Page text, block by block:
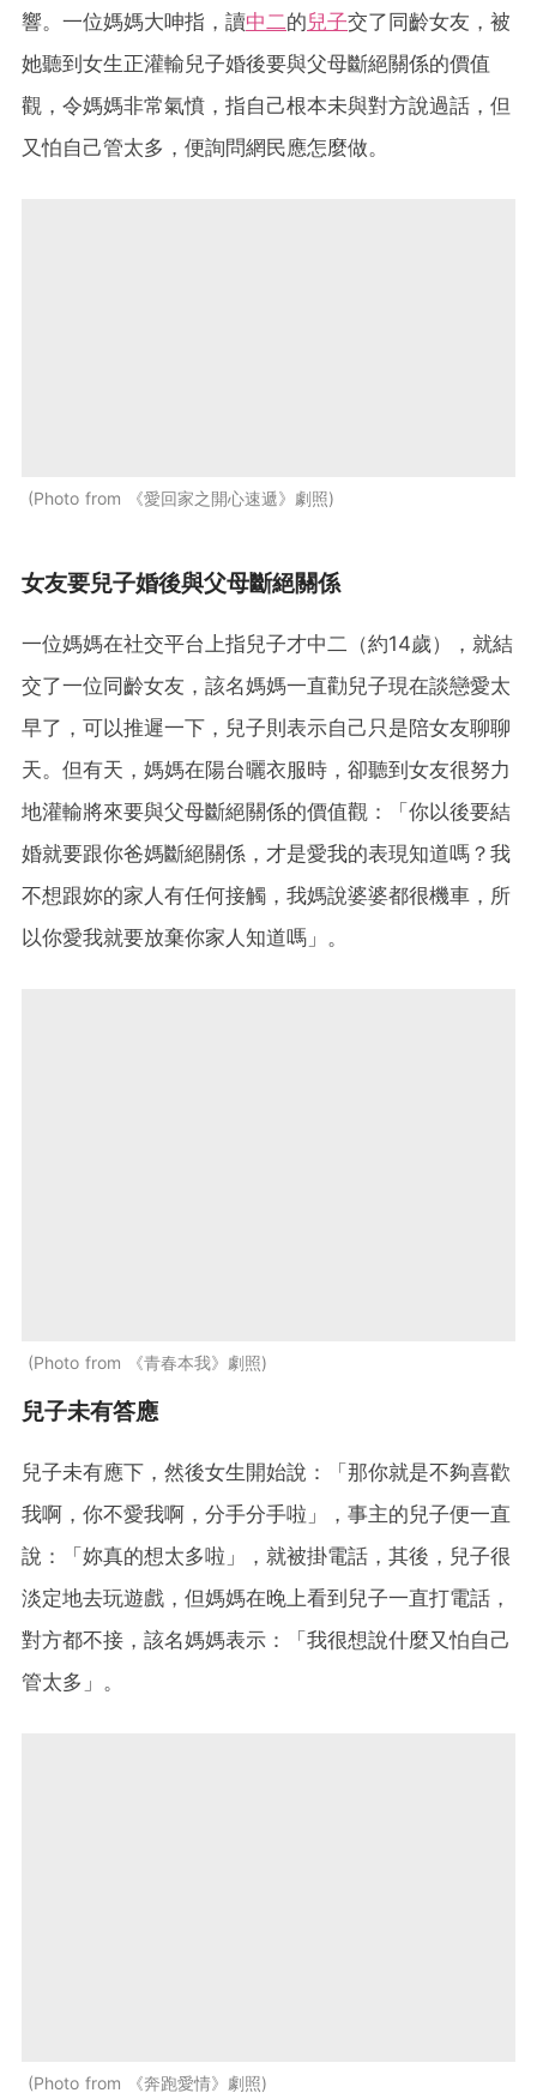
響。一位媽媽大呻指，讀中二的兒子交了同齡女友，被
她聽到女生正灌輸兒子婚後要與父母斷絕關係的價值
觀，令媽媽非常氣憤，指自己根本未與對方說過話，但
又怕自己管太多，便詢問網民應怎麼做。
Photo from 《愛回家之開心速遞》劇照
女友要兒子婚後與父母斷絕關係
一位媽媽在社交平台上指兒子才中二（約14歲），就結
交了一位同齡女友，該名媽媽一直勸兒子現在談戀愛太
早了，可以推遲一下，兒子則表示自己只是陪女友聊聊
天。但有天，媽媽在陽台曬衣服時，卻聽到女友很努力
地灌輸將來要與父母斷絕關係的價值觀：「你以後要結
婚就要跟你爸媽斷絕關係，才是愛我的表現知道嗎？我
不想跟妳的家人有任何接觸，我媽說婆婆都很機車，所
以你愛我就要放棄你家人知道嗎」。
Photo from 《青春本我》劇照
兒子未有答應
兒子未有應下，然後女生開始說：「那你就是不夠喜歡
我啊，你不愛我啊，分手分手啦」，事主的兒子便一直
說：「妳真的想太多啦」，就被掛電話，其後，兒子很
淡定地去玩遊戲，但媽媽在晚上看到兒子一直打電話，
對方都不接，該名媽媽表示：「我很想說什麼又怕自己
管太多」。
Photo from 《奔跑愛情》劇照